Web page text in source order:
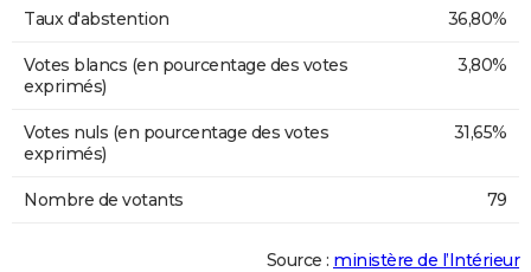
Taux d'abstention 36,80%
Votes blancs (en pourcentage des votes
exprimés)
3,80%
Votes nuls (en pourcentage des votes
exprimés)
31,65%
Nombre de votants 79
Source : ministère de l’Intérieur